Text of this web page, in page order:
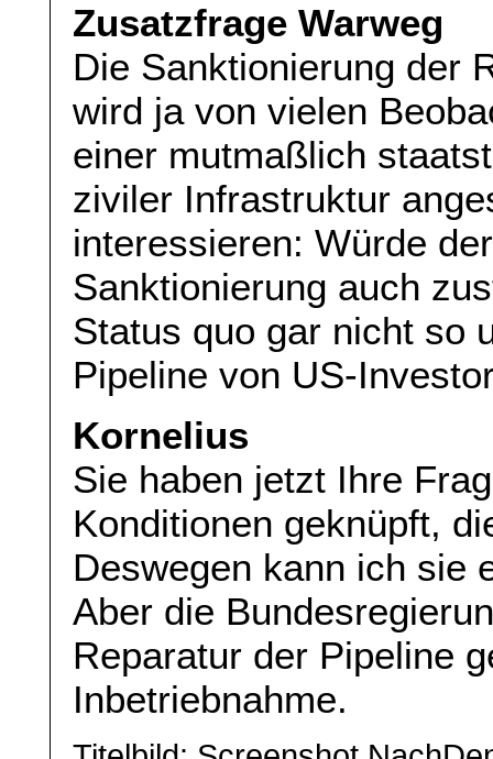
Zusatzfrage Warweg
Die Sanktionierung der
wird ja von vielen
einer mutmaßlich
ziviler Infrastruktur
interessieren: Würde
Sanktionierung auch
Status quo gar nicht so
Pipeline von US-
Kornelius
Sie haben jetzt Ihre
Konditionen geknüpft,
Deswegen kann ich sie
Aber die
Reparatur der Pipeline
Inbetriebnahme.